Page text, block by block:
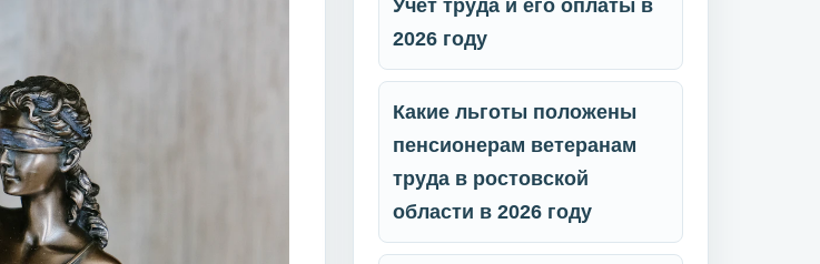
Учет труда и его оплаты в
2026 году
Какие льготы положены
пенсионерам ветеранам
труда в ростовской
области в 2026 году